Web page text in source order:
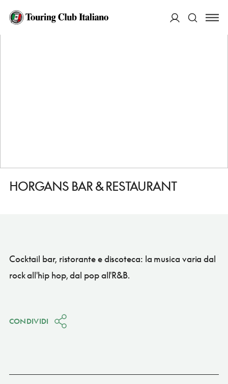
HOME
HORGANS BAR & RESTAURANT
Cocktail bar, ristorante e discoteca: la musica varia dal
rock all'hip hop, dal pop all'R&B.
CONDIVIDI